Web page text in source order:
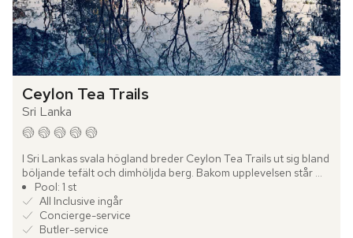
Ceylon Tea Trails
Sri Lanka
I Sri Lankas svala högland breder Ceylon Tea Trails ut sig bland
böljande tefält och dimhöljda berg. Bakom upplevelsen står
det familjeägda Dilmah Tea Company, och hotellet består...
Pool: 1 st
All Inclusive ingår
Concierge-service
Butler-service